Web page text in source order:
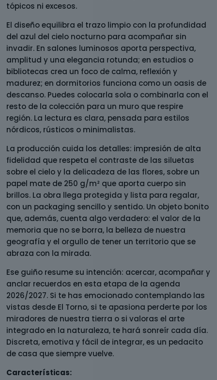
tópicos ni excesos.
El diseño equilibra el trazo limpio con la profundidad
del azul del cielo nocturno para acompañar sin
invadir. En salones luminosos aporta perspectiva,
amplitud y una elegancia rotunda; en estudios o
bibliotecas crea un foco de calma, reflexión y
madurez; en dormitorios funciona como un oasis de
descanso. Puedes colocarla sola o combinarla con el
resto de la colección para un muro que respire
región. La lectura es clara, pensada para estilos
nórdicos, rústicos o minimalistas.
La producción cuida los detalles: impresión de alta
fidelidad que respeta el contraste de las siluetas
sobre el cielo y la delicadeza de las flores, sobre un
papel mate de 250 g/m² que aporta cuerpo sin
brillos. La obra llega protegida y lista para regalar,
con un packaging sencillo y sentido. Un objeto bonito
que, además, cuenta algo verdadero: el valor de la
memoria que no se borra, la belleza de nuestra
geografía y el orgullo de tener un territorio que se
abraza con la mirada.
Ese guiño resume su intención: acercar, acompañar y
anclar recuerdos en esta etapa de la agenda
2026/2027. Si te has emocionado contemplando las
vistas desde El Torno, si te apasiona perderte por los
miradores de nuestra tierra o si valoras el arte
integrado en la naturaleza, te hará sonreír cada día.
Discreta, emotiva y fácil de integrar, es un pedacito
de casa que siempre vuelve.
Características: